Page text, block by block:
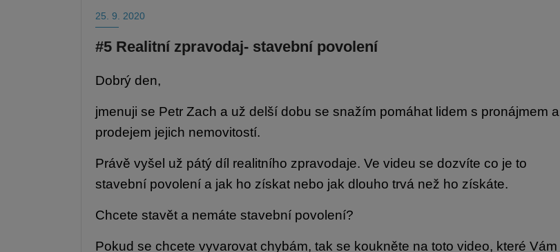
25. 9. 2020
#5 Realitní zpravodaj- stavební povolení
Dobrý den,
jmenuji se Petr Zach a už delší dobu se snažím pomáhat lidem s pronájmem a
prodejem jejich nemovitostí.
Právě vyšel už pátý díl realitního zpravodaje. Ve videu se dozvíte co je to
stavební povolení a jak ho získat nebo jak dlouho trvá než ho získáte.
Chcete stavět a nemáte stavební povolení?
Pokud se chcete vyvarovat chybám, tak se koukněte na toto video, které Vám